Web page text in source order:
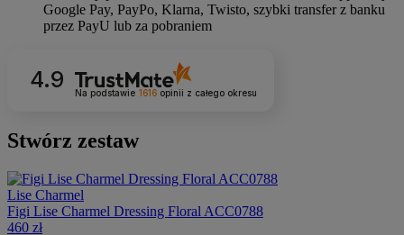
4.9
Na podstawie 1616opinii z całego okresu
Stwórz zestaw
Lise Charmel
Figi Lise Charmel Dressing Floral ACC0788
460 zł